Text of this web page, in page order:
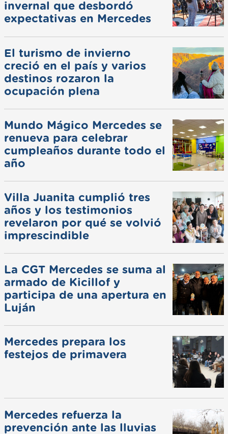
invernal que desbordó
expectativas en Mercedes
El turismo de invierno
creció en el país y varios
destinos rozaron la
ocupación plena
Mundo Mágico Mercedes se
renueva para celebrar
cumpleaños durante todo el
año
Villa Juanita cumplió tres
años y los testimonios
revelaron por qué se volvió
imprescindible
La CGT Mercedes se suma al
armado de Kicillof y
participa de una apertura en
Luján
Mercedes prepara los
festejos de primavera
Mercedes refuerza la
prevención ante las lluvias